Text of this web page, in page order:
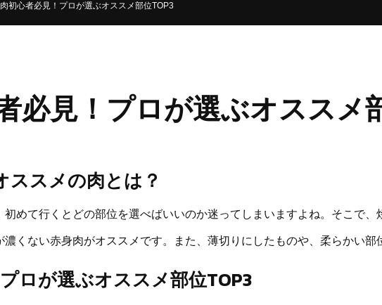
初心者必見！プロが選ぶオススメ部位TOP3
必見！プロが選ぶオススメ
ススメの肉とは？
初めて行くとどの部位を選べばいいのか迷ってしまいますよね。そこで
くない赤身肉がオススメです。また、薄切りにしたものや、柔らかい部
ロが選ぶオススメ部位TOP3